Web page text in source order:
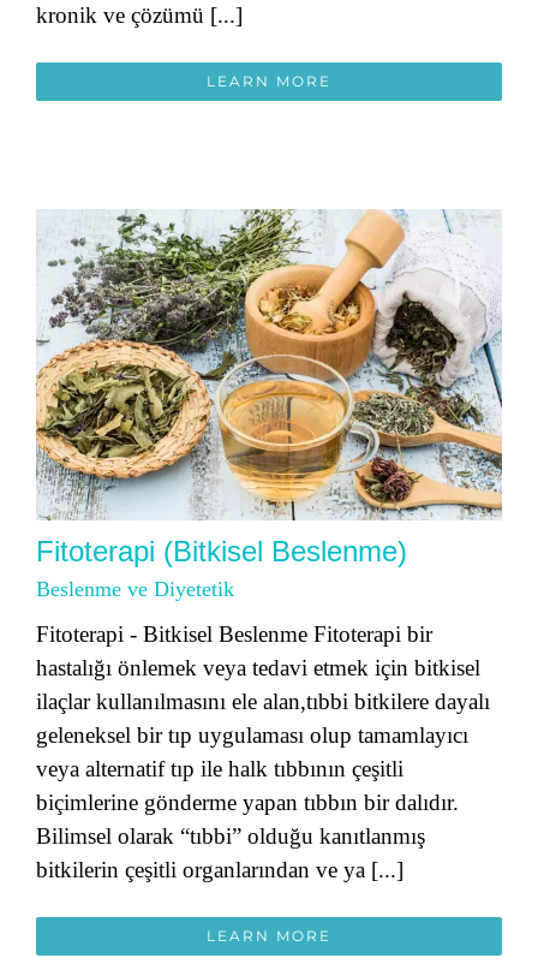
kronik ve çözümü [...]
LEARN MORE
Fitoterapi (Bitkisel Beslenme)
Beslenme ve Diyetetik
Fitoterapi - Bitkisel Beslenme Fitoterapi bir
hastalığı önlemek veya tedavi etmek için bitkisel
ilaçlar kullanılmasını ele alan,tıbbi bitkilere dayalı
geleneksel bir tıp uygulaması olup tamamlayıcı
veya alternatif tıp ile halk tıbbının çeşitli
biçimlerine gönderme yapan tıbbın bir dalıdır.
Bilimsel olarak “tıbbi” olduğu kanıtlanmış
bitkilerin çeşitli organlarından ve ya [...]
LEARN MORE